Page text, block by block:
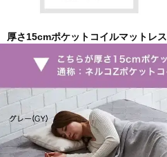
厚さ15cmポケットコイルマットレス